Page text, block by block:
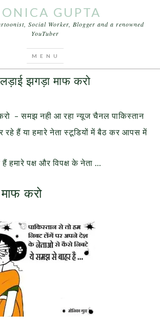
GUPTA
Social Worker, Blogger and a renowned
YouTuber
लड़ाई झगड़ा माफ करो
– समझ नही आ रहा न्यूज चैनल पाकिस्तान
रहे हैं या हमारे नेता स्टूडियों में बैठ कर आपस में
हमारे पक्ष और विपक्ष के नेता …
करो